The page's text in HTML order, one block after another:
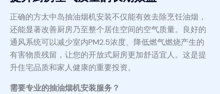
正确的方太中岛抽油烟机安装不仅能有效去除烹饪油烟，
还能显著改善厨房乃至整个居住空间的空气质量。良好的
通风系统可以减少室内PM2.5浓度、降低燃气燃烧产生的
有害物质残留，让您的开放式厨房更加舒适宜人。这是提
升住宅品质和家人健康的重要投资。
需要专业的抽油烟机安装服务？